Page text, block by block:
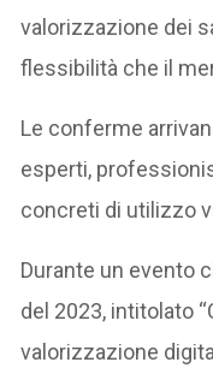
valorizzazione dei
flessibilità che il
Le conferme
esperti,
concreti di utilizzo
Durante un evento
del 2023, intitolato
valorizzazione